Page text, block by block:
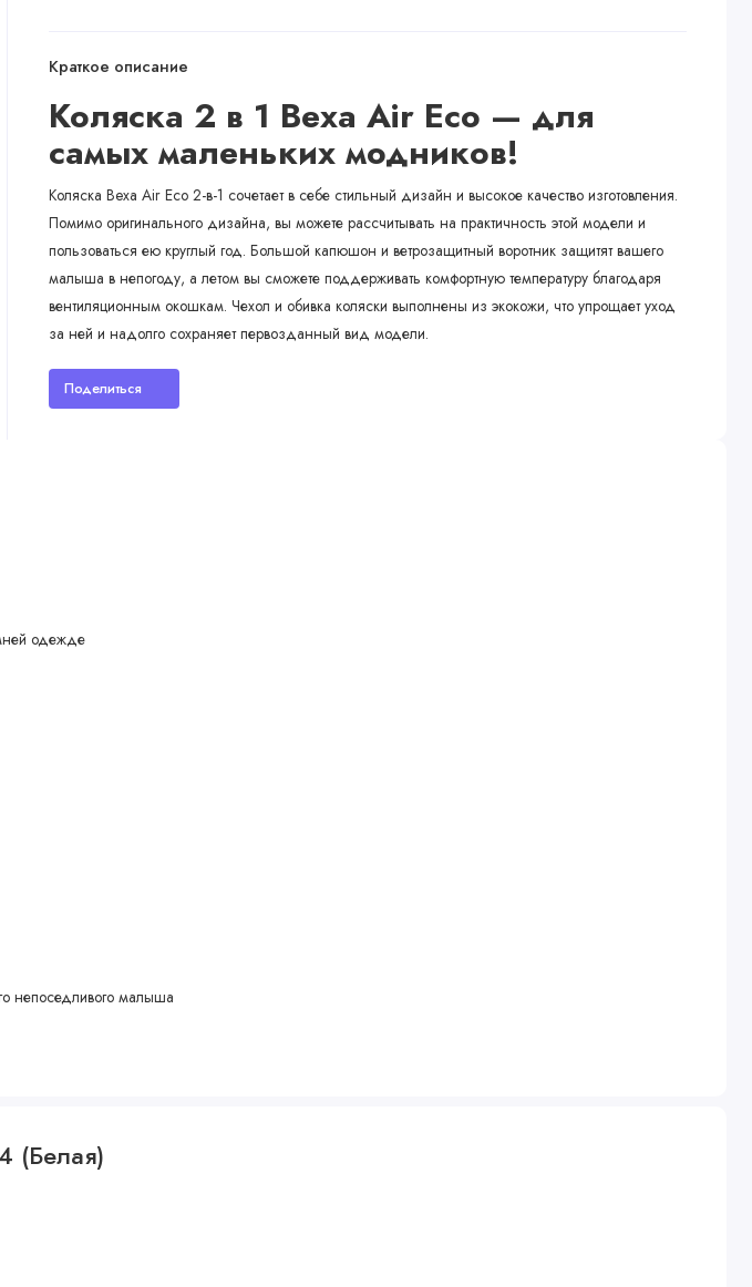
Краткое описание
Коляска 2 в 1 Bexa Air Eco — для
самых маленьких модников!
Коляска Bexa Air Eco 2-в-1 сочетает в себе стильный дизайн и высокое качество изготовления.
Помимо оригинального дизайна, вы можете рассчитывать на практичность этой модели и
пользоваться ею круглый год. Большой капюшон и ветрозащитный воротник защитят вашего
малыша в непогоду, а летом вы сможете поддерживать комфортную температуру благодаря
вентиляционным окошкам. Чехол и обивка коляски выполнены из экокожи, что упрощает уход
за ней и надолго сохраняет первозданный вид модели.
Поделиться
одежде
непоседливого малыша
(Белая)